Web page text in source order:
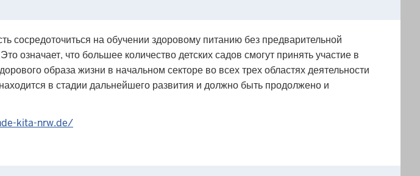
на обучении здоровому питанию без предварительной
означает, что большее количество детских садов смогут принять участие в
образа жизни в начальном секторе во всех трех областях деятельности
в стадии дальнейшего развития и должно быть продолжено и
kita-nrw.de/